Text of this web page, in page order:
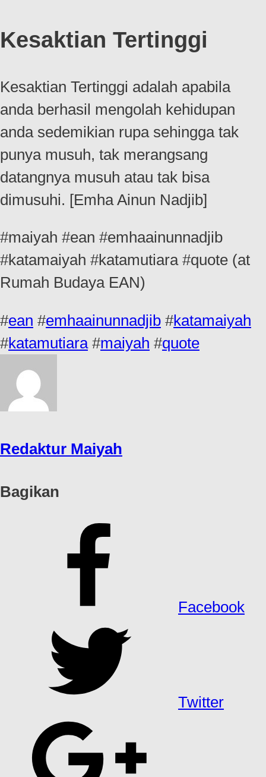
Kesaktian Tertinggi
Kesaktian Tertinggi adalah apabila
anda berhasil mengolah kehidupan
anda sedemikian rupa sehingga tak
punya musuh, tak merangsang
datangnya musuh atau tak bisa
dimusuhi. [Emha Ainun Nadjib]
#maiyah #ean #emhaainunnadjib
#katamaiyah #katamutiara #quote (at
Rumah Budaya EAN)
#ean #emhaainunnadjib #katamaiyah
#katamutiara#maiyah #quote
Redaktur Maiyah
Bagikan
Facebook
Twitter